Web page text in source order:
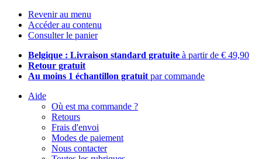
Revenir au menu
Accéder au contenu
Consulter le panier
Belgique : Livraison standard gratuite à partir de € 49,90
Retour gratuit
Au moins 1 échantillon gratuit par commande
Aide
Où est ma commande ?
Retours
Frais d'envoi
Modes de paiement
Nous contacter